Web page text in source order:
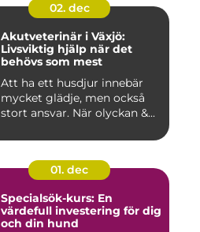
02. dec
Akutveterinär i Växjö:
Livsviktig hjälp när det
behövs som mest
Att ha ett husdjur innebär
mycket glädje, men också
stort ansvar. När olyckan &...
01. dec
Specialsök-kurs: En
värdefull investering för dig
och din hund